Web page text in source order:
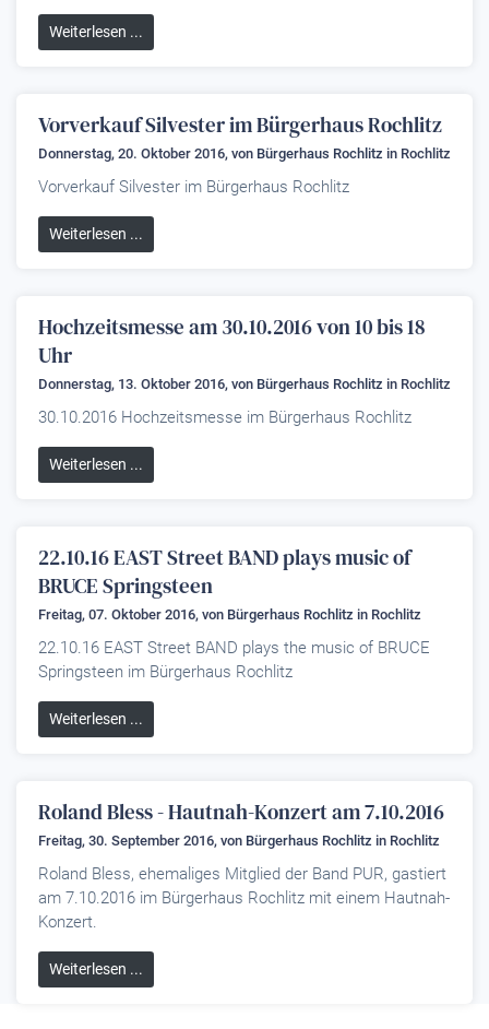
Weiterlesen ...
Vorverkauf Silvester im Bürgerhaus Rochlitz
Donnerstag, 20. Oktober 2016, von Bürgerhaus Rochlitz in Rochlitz
Vorverkauf Silvester im Bürgerhaus Rochlitz
Weiterlesen ...
Hochzeitsmesse am 30.10.2016 von 10 bis 18
Uhr
Donnerstag, 13. Oktober 2016, von Bürgerhaus Rochlitz in Rochlitz
30.10.2016 Hochzeitsmesse im Bürgerhaus Rochlitz
Weiterlesen ...
22.10.16 EAST Street BAND plays music of
BRUCE Springsteen
Freitag, 07. Oktober 2016, von Bürgerhaus Rochlitz in Rochlitz
22.10.16 EAST Street BAND plays the music of BRUCE
Springsteen im Bürgerhaus Rochlitz
Weiterlesen ...
Roland Bless - Hautnah-Konzert am 7.10.2016
Freitag, 30. September 2016, von Bürgerhaus Rochlitz in Rochlitz
Roland Bless, ehemaliges Mitglied der Band PUR, gastiert
am 7.10.2016 im Bürgerhaus Rochlitz mit einem Hautnah-
Konzert.
Weiterlesen ...